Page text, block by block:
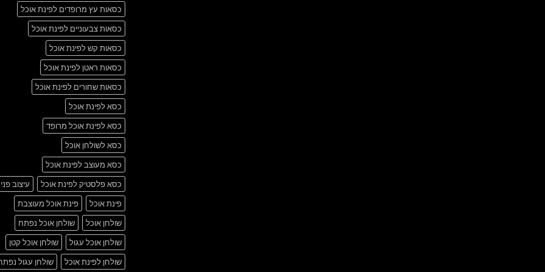
כסאות עץ מרופדים לפינת אוכל
כסאות צבעוניים לפינת אוכל
כסאות קש לפינת אוכל
כסאות ראטן לפינת אוכל
כסאות שחורים לפינת אוכל
כסא לפינת אוכל
כסא לפינת אוכל מרופד
כסא לשולחן אוכל
כסא מעוצב לפינת אוכל
כסא פלסטיק לפינת אוכל
עיצוב
פינת אוכל
פינת אוכל מעוצבת
שולחן אוכל
שולחן אוכל נפתח
שולחן אוכל עגול
שולחן אוכל קטן
שולחן לפינת אוכל
שולחן עגול